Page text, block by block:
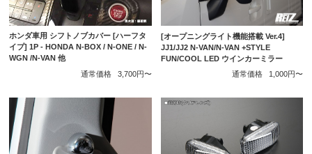
ホンダ車用 シフトノブカバー [ハーフタ
イプ] 1P - HONDA N-BOX / N-ONE / N-
WGN /N-VAN 他
通常価格
3,700円〜
[オープニングライト機能搭載 Ver.4]
JJ1/JJ2 N-VAN/N-VAN +STYLE
FUN/COOL LED ウインカーミラー
通常価格
1,000円〜